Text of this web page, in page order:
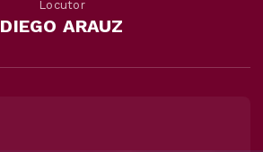
Locutor
DIEGO ARAUZ